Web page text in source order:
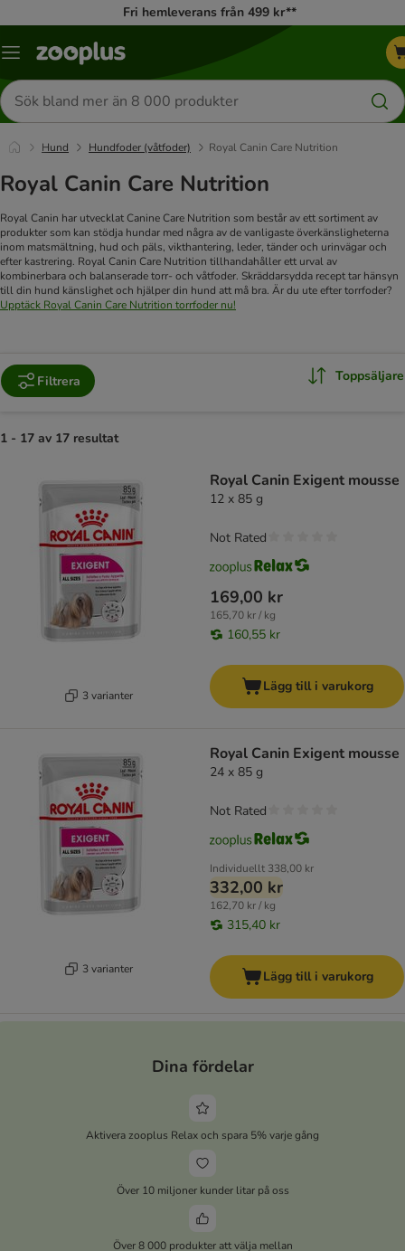
Fri hemleverans från 499 kr**
Katalogmeny
Sök
efter
produkter
Hund Hundfoder (våtfoder) Royal Canin Care Nutrition
Royal Canin Care Nutrition
Royal Canin har utvecklat Canine Care Nutrition som består av ett sortiment av
produkter som kan stödja hundar med några av de vanligaste överkänsligheterna
inom matsmältning, hud och päls, vikthantering, leder, tänder och urinvägar och
efter kastrering. Royal Canin Care Nutrition tillhandahåller ett urval av
kombinerbara och balanserade torr- och våtfoder. Skräddarsydda recept tar hänsyn
till din hund känslighet och hjälper din hund att må bra. Är du ute efter torrfoder?
Upptäck Royal Canin Care Nutrition torrfoder nu!
Filtrera Toppsäljare
1 - 17 av 17 resultat
3 varianter
Royal Canin Exigent mousse
12 x 85 g
169,00 kr
165,70 kr / kg
160,55 kr
Not Rated
Lägg till i varukorg
3 varianter
Royal Canin Exigent mousse
24 x 85 g
Individuellt 338,00 kr
332,00 kr
162,70 kr / kg
315,40 kr
Not Rated
Lägg till i varukorg
Dina fördelar
Aktivera zooplus Relax och spara 5% varje gång
Över 10 miljoner kunder litar på oss
Över 8 000 produkter att välja mellan